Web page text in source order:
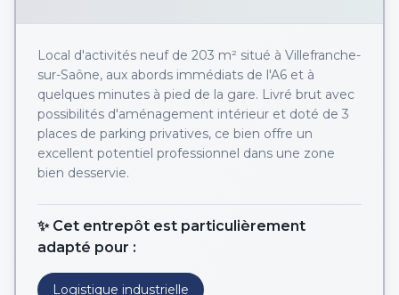
Local d'activités neuf de 203 m² situé à Villefranche-
sur-Saône, aux abords immédiats de l'A6 et à
quelques minutes à pied de la gare. Livré brut avec
possibilités d'aménagement intérieur et doté de 3
places de parking privatives, ce bien offre un
excellent potentiel professionnel dans une zone
bien desservie.
✨ Cet entrepôt est particulièrement
adapté pour :
Logistique industrielle